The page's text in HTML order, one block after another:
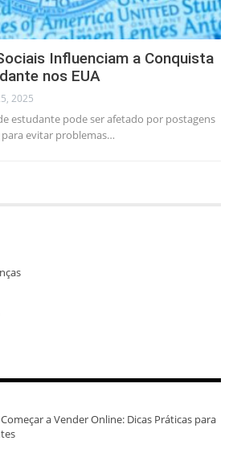
Influenciam a Conquista
nos EUA
2025
estudante pode ser afetado por postagens
para evitar problemas…
a Vender Online: Dicas Práticas para